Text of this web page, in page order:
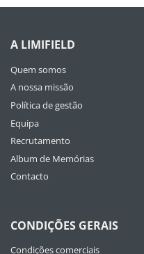
A LIMIFIELD
Quem somos
A nossa missão
Política de gestão
Equipa
Recrutamento
Album de Memórias
Contacto
CONDIÇÕES GERAIS
Condições comerciais